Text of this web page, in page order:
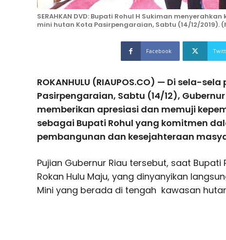
SERAHKAN DVD: Bupati Rohul H Sukiman
mini hutan Kota Pasirpengaraian, Sabtu (14/12/2019).
Facebook
ROKANHULU (RIAUPOS.CO) — Di sela-
Pasirpengaraian, Sabtu (14/12), Gubernur
memberikan apresiasi dan memuji
sebagai Bupati Rohul yang komitmen
pembangunan dan kesejahteraan
Pujian Gubernur Riau tersebut, saat Bupati
Rokan Hulu Maju, yang dinyanyikan
Mini yang berada di tengah kawasan